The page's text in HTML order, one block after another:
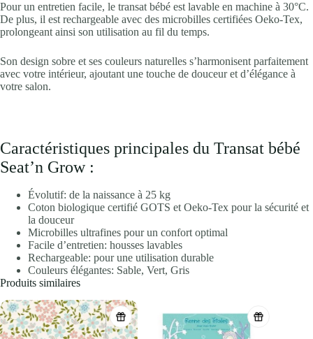
Pour un entretien facile, le transat bébé est lavable en machine à 30°C.
De plus, il est rechargeable avec des microbilles certifiées Oeko-Tex,
prolongeant ainsi son utilisation au fil du temps.
Son design sobre et ses couleurs naturelles s’harmonisent parfaitement
avec votre intérieur, ajoutant une touche de douceur et d’élégance à
votre salon.
Caractéristiques principales du Transat bébé
Seat’n Grow :
Évolutif: de la naissance à 25 kg
Coton biologique certifié GOTS et Oeko-Tex pour la sécurité et
la douceur
Microbilles ultrafines pour un confort optimal
Facile d’entretien: housses lavables
Rechargeable: pour une utilisation durable
Couleurs élégantes: Sable, Vert, Gris
Produits similaires